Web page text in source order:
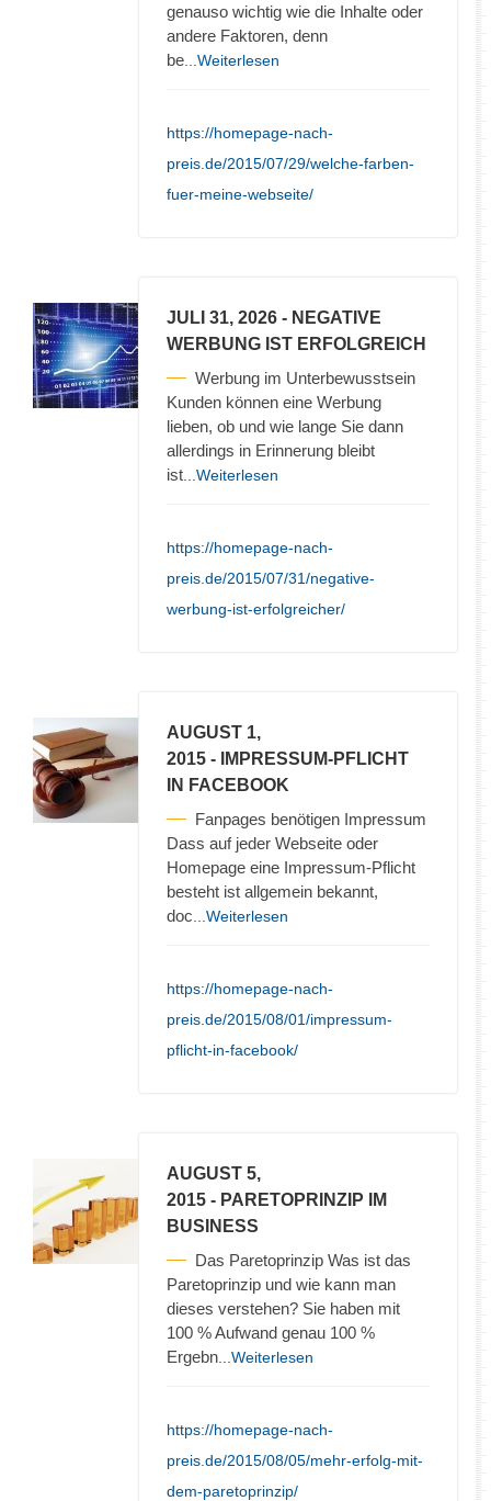
genauso wichtig wie die Inhalte oder
andere Faktoren, denn
be ...Weiterlesen
https://homepage-nach-
preis.de/2015/07/29/welche-farben-
fuer-meine-webseite/
JULI 31, 2026 - NEGATIVE
WERBUNG IST ERFOLGREICH
Werbung im Unterbewusstsein
Kunden können eine Werbung
lieben, ob und wie lange Sie dann
allerdings in Erinnerung bleibt
ist ...Weiterlesen
https://homepage-nach-
preis.de/2015/07/31/negative-
werbung-ist-erfolgreicher/
AUGUST 1,
2015 - IMPRESSUM-PFLICHT
IN FACEBOOK
Fanpages benötigen Impressum
Dass auf jeder Webseite oder
Homepage eine Impressum-Pflicht
besteht ist allgemein bekannt,
doc ...Weiterlesen
https://homepage-nach-
preis.de/2015/08/01/impressum-
pflicht-in-facebook/
AUGUST 5,
2015 - PARETOPRINZIP IM
BUSINESS
Das Paretoprinzip Was ist das
Paretoprinzip und wie kann man
dieses verstehen? Sie haben mit
100 % Aufwand genau 100 %
Ergebn ...Weiterlesen
https://homepage-nach-
preis.de/2015/08/05/mehr-erfolg-mit-
dem-paretoprinzip/